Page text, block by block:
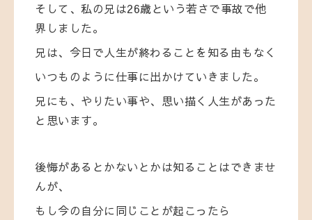
そして、私の兄は26歳という若さで事故で他
界しました。
兄は、今日で人生が終わることを知る由もなく
いつものように仕事に出かけていきました。
兄にも、やりたい事や、思い描く人生があった
と思います。
後悔があるとかないとかは知ることはできませ
んが、
もし今の自分に同じことが起こったら